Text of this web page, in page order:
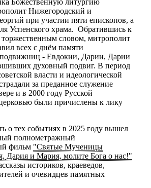
Божественную литургию
Нижегородский и
при участии пяти епископов, а
Успенского храма. Обратившись к
словом, митрополит
всех с днём памяти
- Евдокии, Дарии, Дарии
духовный подвиг. В период
власти и идеологической
за преданное служение
и в 2000 году Русской
были причислены к лику
о тех событиях в 2025 году вышел
полнометражный
фильм "Святые Мученицы
Дария и Мария, молите Бога о нас!"
историков, краеведов,
и очевидцев памятных